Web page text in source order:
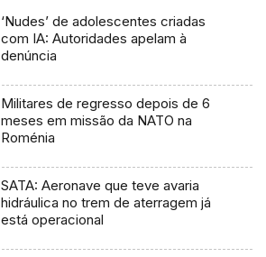
‘Nudes’ de adolescentes criadas
com IA: Autoridades apelam à
denúncia
Militares de regresso depois de 6
meses em missão da NATO na
Roménia
SATA: Aeronave que teve avaria
hidráulica no trem de aterragem já
está operacional